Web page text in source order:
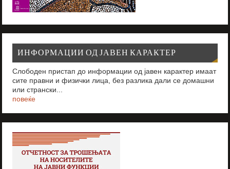
ИНФОРМАЦИИ ОД ЈАВЕН КАРАКТЕР
Слободен пристап до информации од јавен карактер имаат
сите правни и физички лица, без разлика дали се домашни
или странски...
повеќе